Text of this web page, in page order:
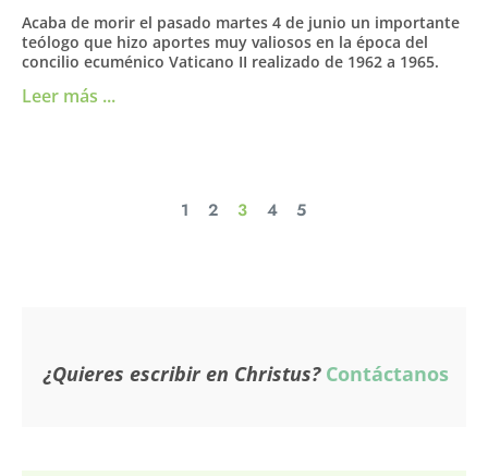
Acaba de morir el pasado martes 4 de junio un importante
teólogo que hizo aportes muy valiosos en la época del
concilio ecuménico Vaticano II realizado de 1962 a 1965.
Leer más ...
1 2 3 4 5
¿Quieres escribir en Christus? Contáctanos